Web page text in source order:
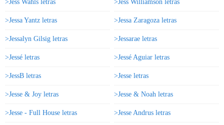
>Jess Wahls letras >Jess Williamson letras
>Jessa Yantz letras >Jessa Zaragoza letras
>Jessalyn Gilsig letras >Jessarae letras
>Jessé letras >Jessé Aguiar letras
>JessB letras >Jesse letras
>Jesse & Joy letras >Jesse & Noah letras
>Jesse - Full House letras >Jesse Andrus letras